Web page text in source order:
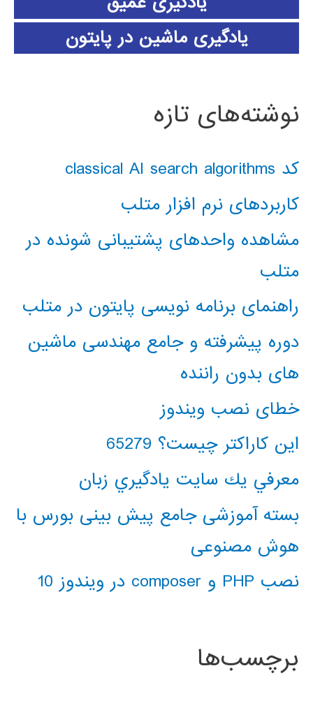
یادگیری ماشین در پایتون
نوشته‌های تازه
کد classical AI search algorithms
کاربردهای نرم افزار متلب
مشاهده واحدهای پشتیبانی شونده در
متلب
راهنمای برنامه نویسی پایتون در متلب
دوره پیشرفته و جامع مهندسی ماشین
های بدون راننده
خطای نصب ویندوز
این کاراکتر چیست؟ 65279
معرفي يك سايت يادگيري زبان
بسته آموزشی جامع پیش بینی بورس با
هوش مصنوعی
نصب PHP و composer در ویندوز 10
برچسب‌ها